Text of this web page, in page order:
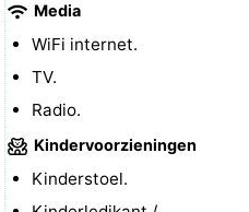
Media
WiFi internet.
TV.
Radio.
Kindervoorzieningen
Kinderstoel.